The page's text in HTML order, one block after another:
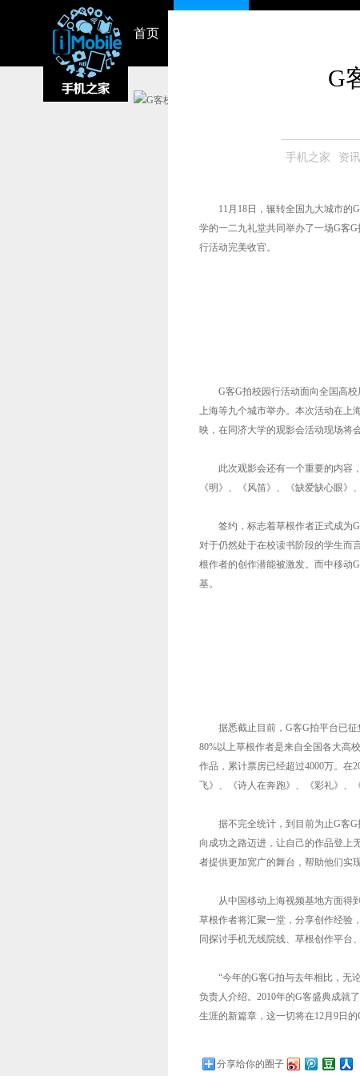
首页
G
手机之家 资
11月18日，辗转全国九大城市的G
学的一二九礼堂共同举办了一场G客
行活动完美收官。
G客G拍校园行活动面向全国高校
上海等九个城市举办。本次活动在上
映，在同济大学的观影会活动现场将会
此次观影会还有一个重要的内容，
《明》、《风笛》、《缺爱缺心眼》
签约，标志着草根作者正式成为G
对于仍然处于在校读书阶段的学生而
根作者的创作潜能被激发。而中移动
基。
据悉截止目前，G客G拍平台已征
80%以上草根作者是来自全国各大高
作品，累计票房已经超过4000万。在
飞》、《诗人在奔跑》、《彩礼》、
据不完全统计，到目前为止G客G
向成功之路迈进，让自己的作品登上
者提供更加宽广的舞台，帮助他们实现
从中国移动上海视频基地方面得到
草根作者将汇聚一堂，分享创作经验
同探讨手机无线院线、草根创作平台
“今年的G客G拍与去年相比，无论
负责人介绍。2010年的G客盛典成就
生涯的新篇章，这一切将在12月9日的
分享给你的圈子